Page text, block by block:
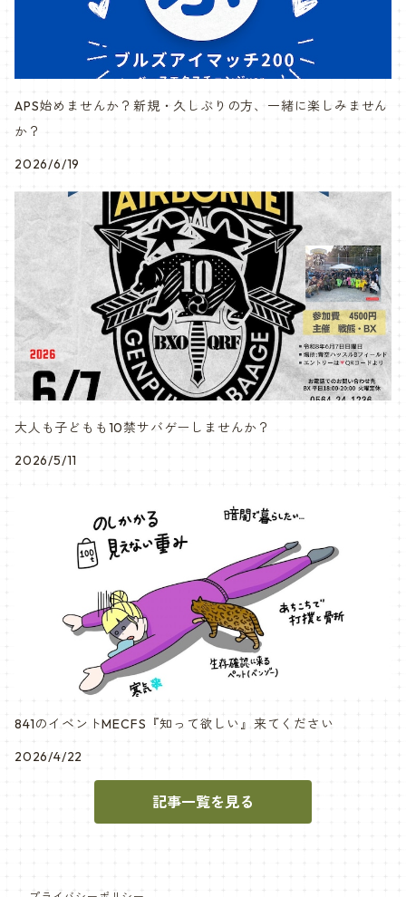
APS始めませんか？新規・久しぶりの方、一緒に楽しみません
か？
2026/6/19
大人も子どもも10禁サバゲーしませんか？
2026/5/11
841のイベントMECFS『知って欲しい』来てください
2026/4/22
記事一覧を見る